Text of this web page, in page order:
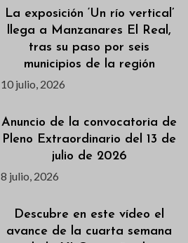
La exposición ‘Un río vertical’
llega a Manzanares El Real,
tras su paso por seis
municipios de la región
10 julio, 2026
Anuncio de la convocatoria de
Pleno Extraordinario del 13 de
julio de 2026
8 julio, 2026
Descubre en este vídeo el
avance de la cuarta semana